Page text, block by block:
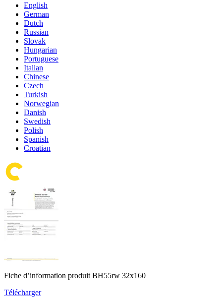
English
German
Dutch
Russian
Slovak
Hungarian
Portuguese
Italian
Chinese
Czech
Turkish
Norwegian
Danish
Swedish
Polish
Spanish
Croatian
Fiche d’information produit BH55rw 32x160
Télécharger